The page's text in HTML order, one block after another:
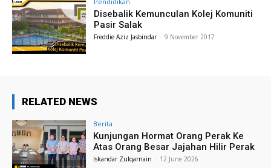
Disebalik Kemunculan Kolej Komuniti
Pasir Salak
Freddie Aziz Jasbindar - 9 November 2017
RELATED NEWS
Berita
Kunjungan Hormat Orang Perak Ke
Atas Orang Besar Jajahan Hilir Perak
Iskandar Zulqarnain - 12 June 2026